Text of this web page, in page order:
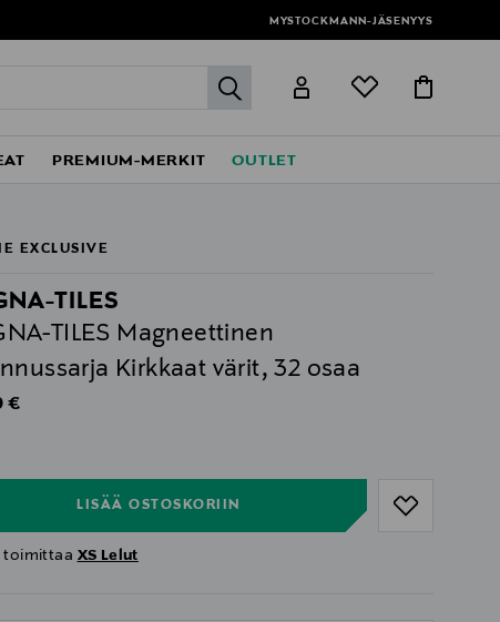
MYSTOCKMANN-JÄSENYYS
label.header.go
PREMIUM-MERKIT OUTLET
EXCLUSIVE
TILES
TILES Magneettinen
Kirkkaat värit, 32 osaa
Price
€
LISÄÄ OSTOSKORIIN
toimittaa XS Lelut